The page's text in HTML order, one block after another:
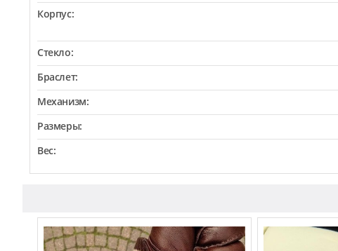
Корпус:
Стекло:
Браслет:
Механизм:
Размеры:
Вес: